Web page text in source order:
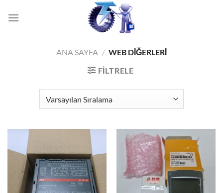
atla
ANA SAYFA / WEB DIĞERLERI
FILTRELE